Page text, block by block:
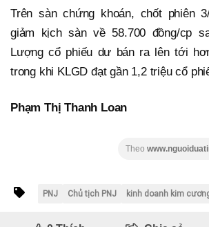
Trên sàn chứng khoán, chốt phiên
giảm kịch sàn về 58.700 đồng/cp
Lượng cổ phiếu dư bán ra lên tới
trong khi KLGD đạt gần 1,2 triệu cổ
Phạm Thị Thanh Loan
Theo
PNJ Chủ tịch PNJ kinh doanh kim